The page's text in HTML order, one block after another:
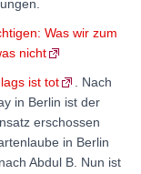
Was wir zum
nicht
ist tot
. Nach
in Berlin ist der
erschossen
in Berlin
Abdul B. Nun ist